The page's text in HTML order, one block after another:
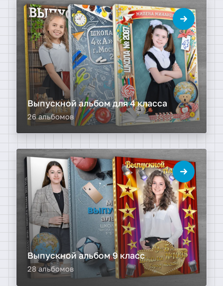
Выпускной альбом для 4 класса
26 альбомов
Выпускной альбом 9 класс
28 альбомов